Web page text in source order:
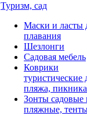
Туризм, сад
Маски и ласты
плавания
Шезлонги
Садовая мебель
Коврики
туристические
пляжа, пикника
Зонты садовые
пляжные,